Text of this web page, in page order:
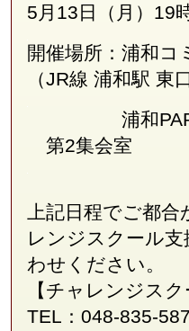
5月13日（月）19
開催場所：浦和
（JR線 浦和駅 東
浦和
第2集会室
上記日程でご都
レンジスクール支
わせください。
【チャレンジスク
TEL：048-835-